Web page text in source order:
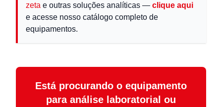
zeta e outras soluções analíticas — clique aqui
e acesse nosso catálogo completo de
equipamentos.
Está procurando o equipamento
para análise laboratorial ou